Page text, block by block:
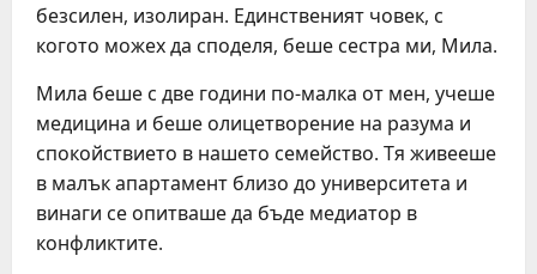
безсилен, изолиран. Единственият човек, с
когото можех да споделя, беше сестра ми, Мила.
Мила беше с две години по-малка от мен, учеше
медицина и беше олицетворение на разума и
спокойствието в нашето семейство. Тя живееше
в малък апартамент близо до университета и
винаги се опитваше да бъде медиатор в
конфликтите.